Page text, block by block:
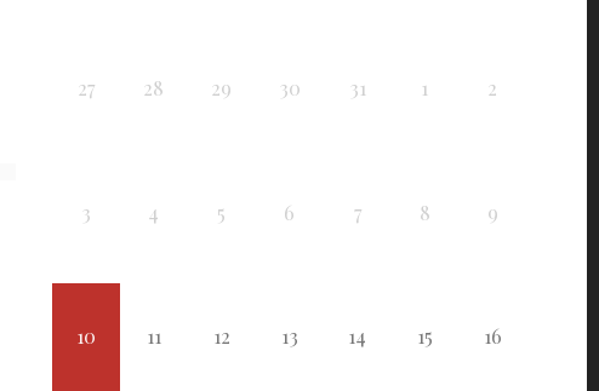
27 28 29 30 31 1 2
3 4 5 6 7 8 9
10 11 12 13 14 15 16